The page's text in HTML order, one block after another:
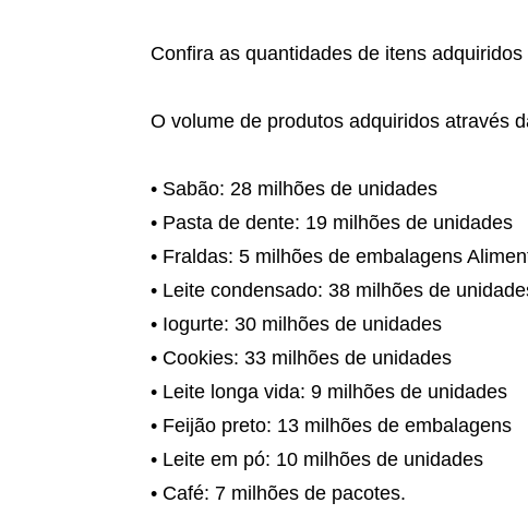
Confira as quantidades de itens
O volume de produtos adquiridos através
• Sabão: 28 milhões de unidades
• Pasta de dente: 19 milhões de unidades
• Fraldas: 5 milhões de embalagens
• Leite condensado: 38 milhões de
• Iogurte: 30 milhões de unidades
• Cookies: 33 milhões de unidades
• Leite longa vida: 9 milhões de unidades
• Feijão preto: 13 milhões de embalagens
• Leite em pó: 10 milhões de unidades
• Café: 7 milhões de pacotes.